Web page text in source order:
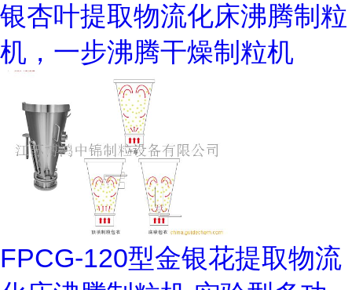
银杏叶提取物流化床沸腾制粒
机，一步沸腾干燥制粒机
FPCG-120型金银花提取物流